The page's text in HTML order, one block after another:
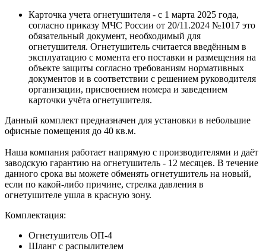
Карточка учета огнетушителя - с 1 марта 2025 года,
согласно приказу МЧС России от 20/11.2024 №1017 это
обязательный документ, необходимый для
огнетушителя. Огнетушитель считается введённым в
эксплуатацию с момента его поставки и размещения на
объекте защиты согласно требованиям нормативных
документов и в соответствии с решением руководителя
организации, присвоением номера и заведением
карточки учёта огнетушителя.
Данный комплект предназначен для установки в небольшие
офисные помещения до 40 кв.м.
Наша компания работает напрямую с производителями и даёт
заводскую гарантию на огнетушитель - 12 месяцев. В течение
данного срока вы можете обменять огнетушитель на новый,
если по какой-либо причине, стрелка давления в
огнетушителе ушла в красную зону.
Комплектация:
Огнетушитель ОП-4
Шланг с распылителем